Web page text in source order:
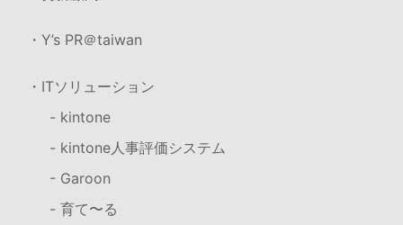
・Y’s PR＠taiwan
・ITソリューション
- kintone
- kintone人事評価システム
- Garoon
- 育て〜る